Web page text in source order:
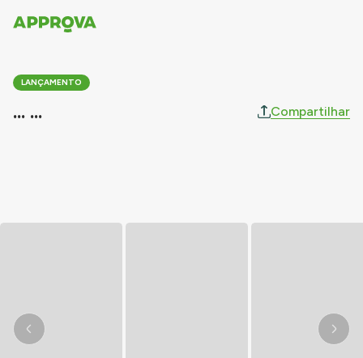
LANÇAMENTO
... ... Compartilhar